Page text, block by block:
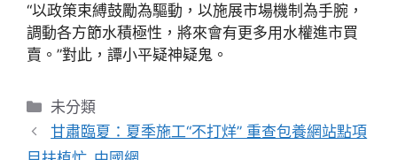
“以政策束縛鼓勵為驅動，以施展市場機制為手腕，
調動各方節水積極性，將來會有更多用水權進市買
賣。”對此，譚小平疑神疑鬼。
分
類
未分類
甘肅臨夏：夏季施工“不打烊” 重查包養網站點項